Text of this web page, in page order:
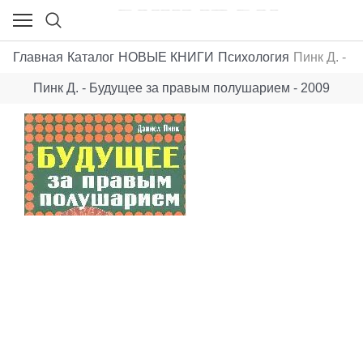
Главная Каталог НОВЫЕ КНИГИ Психология Пинк Д. -
Пинк Д. - Будущее за правым полушарием - 2009